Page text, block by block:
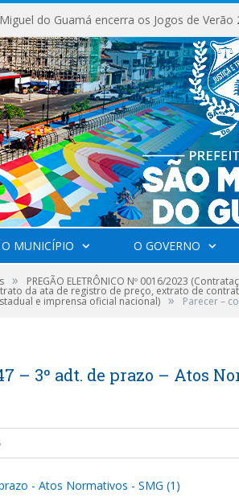
O MUNICÍPIO O GOVERNO
» PREGÃO ELETRÔNICO Nº 0016/2023
da ata de registro de preço, extrato de
e imprensa oficial nacional) » Parecer –
– 3º adt. de prazo – Atos
- Atos Normativos - SMG (1)